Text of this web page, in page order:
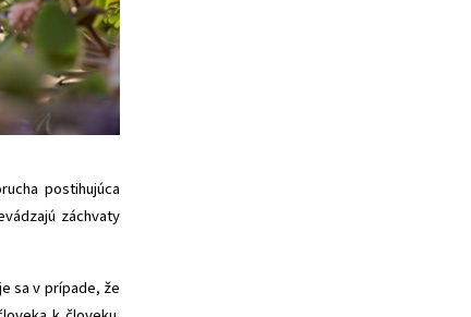
postihujúca
záchvaty
sa v prípade, že